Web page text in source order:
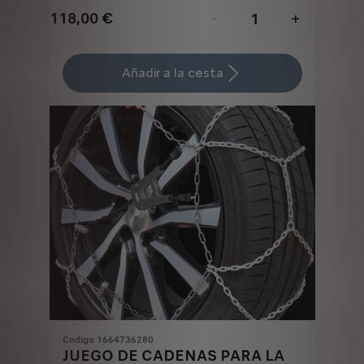
118,00 €
Price
118,00
€
-
+
Quantity
updated
1
Añadir a la cesta
Codigo 1664736280
JUEGO DE CADENAS PARA LA